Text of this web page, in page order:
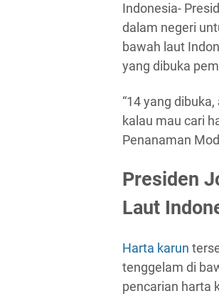
Indonesia-
dalam negeri
bawah laut
yang dibuka
“14 yang
kalau mau cari
Penanaman
Presiden
Laut
Harta karun
tenggelam di
pencarian harta